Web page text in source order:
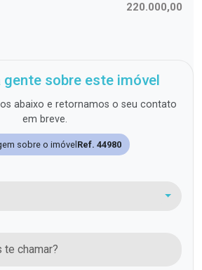
220.000,00
gente sobre este imóvel
abaixo e retornamos o seu contato
em breve.
sobre o imóvel Ref. 44980